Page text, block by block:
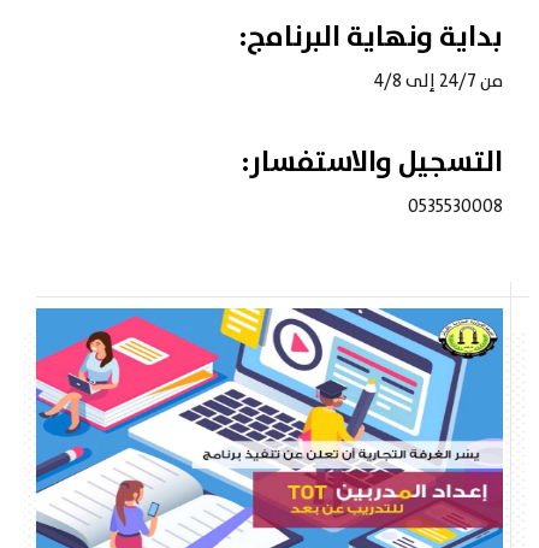
بداية ونهاية البرنامج:
من 24/7 إلى 4/8
التسجيل والاستفسار:
0535530008